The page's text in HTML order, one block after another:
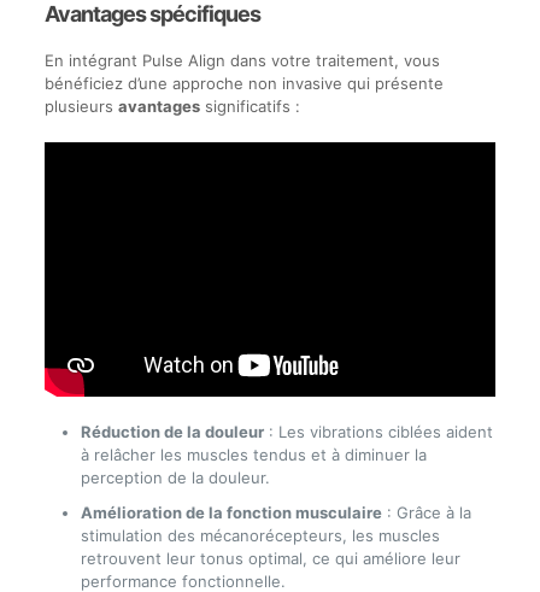
Avantages spécifiques
En intégrant Pulse Align dans votre traitement, vous
bénéficiez d’une approche non invasive qui présente
plusieurs avantagessignificatifs :
Réduction de la douleur: Les vibrations ciblées aident
à relâcher les muscles tendus et à diminuer la
perception de la douleur.
Amélioration de la fonction musculaire: Grâce à la
stimulation des mécanorécepteurs, les muscles
retrouvent leur tonus optimal, ce qui améliore leur
performance fonctionnelle.